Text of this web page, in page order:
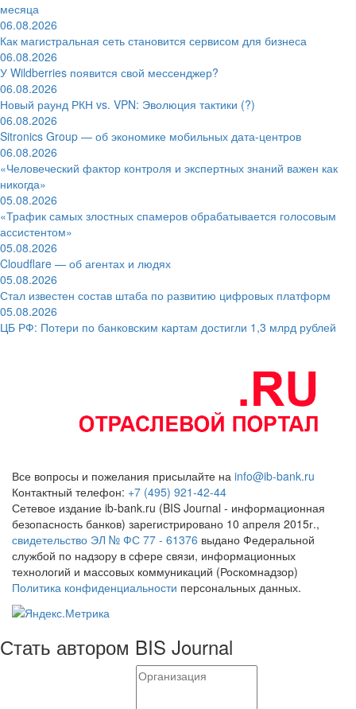
месяца
06.08.2026
Как магистральная сеть становится сервисом для бизнеса
06.08.2026
У Wildberries появится свой мессенджер?
06.08.2026
Новый раунд РКН vs. VPN: Эволюция тактики (?)
06.08.2026
Sitronics Group — об экономике мобильных дата-центров
06.08.2026
«Человеческий фактор контроля и экспертных знаний важен как
никогда»
05.08.2026
«Трафик самых злостных спамеров обрабатывается голосовым
ассистентом»
05.08.2026
Cloudflare — об агентах и людях
05.08.2026
Стал известен состав штаба по развитию цифровых платформ
05.08.2026
ЦБ РФ: Потери по банковским картам достигли 1,3 млрд рублей
Все вопросы и пожелания присылайте на info@ib-bank.ru
Контактный телефон: +7 (495) 921-42-44
Сетевое издание ib-bank.ru (BIS Journal - информационная
безопасность банков) зарегистрировано 10 апреля 2015г.,
свидетельство ЭЛ № ФС 77 - 61376 выдано Федеральной
службой по надзору в сфере связи, информационных
технологий и массовых коммуникаций (Роскомнадзор)
Политика конфиденциальности персональных данных.
Стать автором BIS Journal